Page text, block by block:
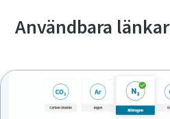
Användbara länkar